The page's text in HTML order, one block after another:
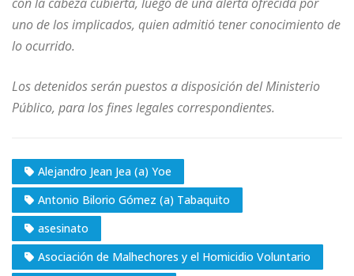
uno de los implicados, quien admitió tener conocimiento de
lo ocurrido.
Los detenidos serán puestos a disposición del Ministerio
Público, para los fines legales correspondientes.
Alejandro Jean Jea (a) Yoe
Antonio Bilorio Gómez (a) Tabaquito
asesinato
Asociación de Malhechores y el Homicidio Voluntario